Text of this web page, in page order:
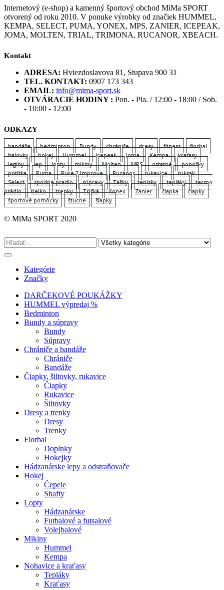
Internetový (e-shop) a kamenný športový obchod MiMa SPORT
otvorený od roku 2010. V ponuke výrobky od značiek HUMMEL,
KEMPA, SELECT, PUMA, YONEX, MPS, ZANIER, ICEPEAK,
JOMA, MOLTEN, TRIAL, TRIMONA, RUCANOR, XBEACH.
Kontakt
ADRESA: Hviezdoslavova 81, Stupava 900 31
TEL. KONTAKT: 0907 173 343
EMAIL: info@mima-sport.sk
OTVÁRACIE HODINY : Pon. - Pia. / 12:00 - 18:00 / Sob.
- 10:00 - 12:00
ODKAZY
bandáže bedminton Bundy chrániče dresy fitness
florbal
halovky
hokej Hummel Icepeak Joma Kempa
kraťasy
legíny
lep lopty mikiny Molten MPS ostatné
ponožky
potítka
Puma Pure 2 Improve Rucanor rukavice
ruksak
Select
spodne pradlo súpravy Tašky tenisky tepláky
termo
prádlo
tielko trenky Tričká Yonex Zanier čiapka
čiapky
športové pomôcky
štucne šľapky
© MiMa SPORT 2020
Kategórie
Značky
DARČEKOVÉ POUKÁŽKY
HUMMEL výpredaj %
Bedminton
Bundy a súpravy
Bundy
Súpravy
Chrániče a bandáže
Chrániče
Bandáže
Čiapky, šiltovky, rukavice
Čiapky
Rukavice
Šiltovky
Dresy a trenky
Dresy
Trenky
Florbal
Doplnky
Hokejky
Hádzanárske lepy a odstraňovače
Hokej
Čepele
Shafty
Lopty
Hádzanárske
Futbalové a futsalové
Volejbalové
Mikiny
Hummel
Kempa
Nohavice a kraťasy
Tepláky
Kraťasy